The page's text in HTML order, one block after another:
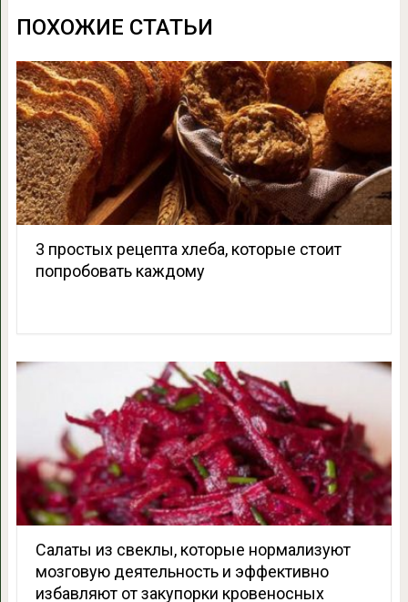
ПОХОЖИЕ СТАТЬИ
3 простых рецепта хлеба, которые стоит
попробовать каждому
Салаты из свеклы, которые нормализуют
мозговую деятельность и эффективно
избавляют от закупорки кровеносных